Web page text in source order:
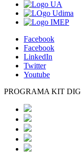
Facebook
Facebook
LinkedIn
Twitter
Youtube
PROGRAMA KIT